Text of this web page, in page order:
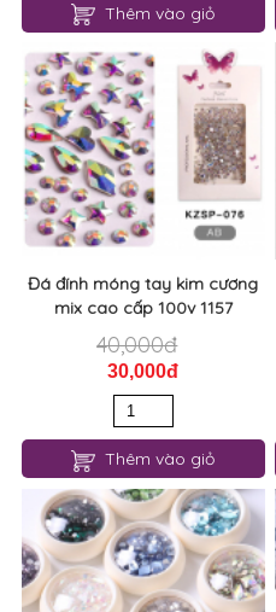
Thêm vào giỏ
Đá đính móng tay kim cương
mix cao cấp 100v 1157
40,000đ
30,000đ
Thêm vào giỏ